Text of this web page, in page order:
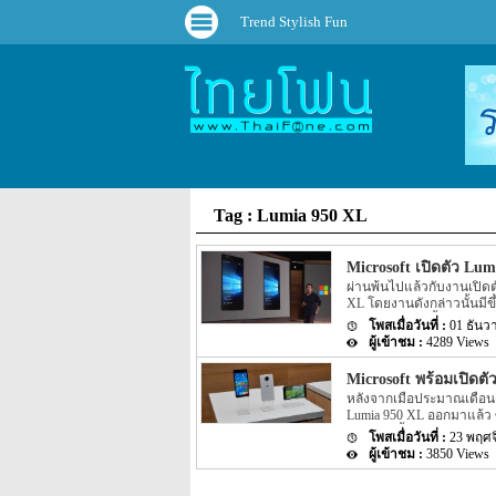
Trend Stylish Fun
Tag : Lumia 950 XL
Microsoft เปิดตัว
ผ่านพ้นไปแล้วกับงานเปิดตั
XL โดยงานดังกล่าวนั้นมีขึ้
ประเทศอินเดียนั้นจะรองรั
ไปนั้นจะมาพร้อมกับระบบ
โดย Windows 10 ที่ทาง
เดียวกันกับที่ใช้บนเครื่องค
สำหรับ Feature […]
01 ธันว
4289 Views
Microsoft พร้อมเปิดตั
หลังจากเมื่อประมาณเดือ
Lumia 950 XL ออกมาแล้
จำหน่ายทั้ง Lumia 950 แล
ทาง Microsoft เองก็ได้เต
ละเอียดดังกล่าวนั้นยังได้ร
23 พฤศ
3850 Views